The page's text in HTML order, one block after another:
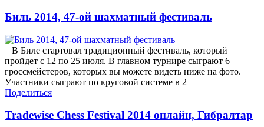
Биль 2014, 47-ой шахматный фестиваль
В Биле стартовал традиционный фестиваль, который
пройдет с 12 по 25 июля. В главном турнире сыграют 6
гроссмейстеров, которых вы можете видеть ниже на фото.
Участники сыграют по круговой системе в 2
Поделиться
Tradewise Chess Festival 2014 онлайн, Гибралтар